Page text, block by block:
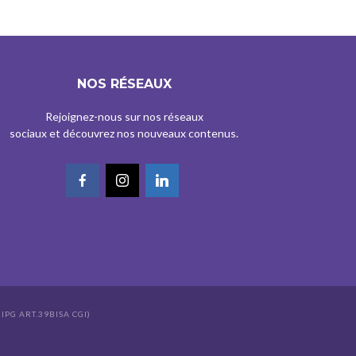
NOS RÉSEAUX
Rejoignez-nous sur nos réseaux
sociaux et découvrez nos nouveaux contenus.
ART.39BISA CGI)